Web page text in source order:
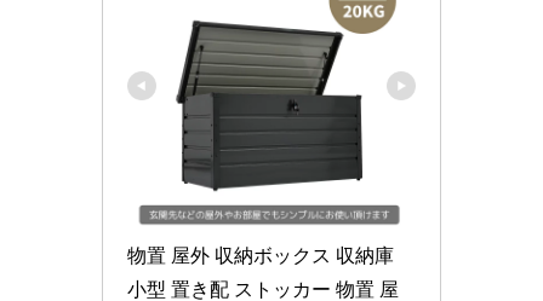
物置 屋外 収納ボックス 収納庫
小型 置き配 ストッカー 物置 屋